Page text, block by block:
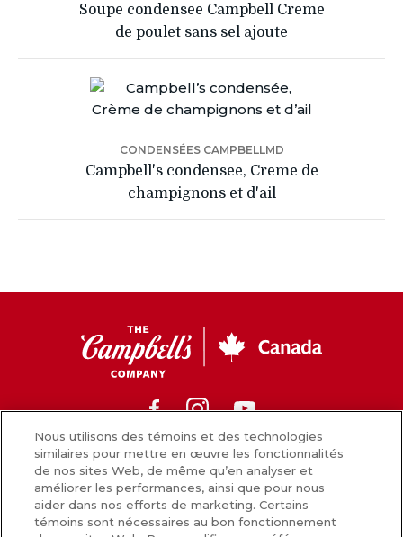
Soupe condensee Campbell Creme
de poulet sans sel ajoute
CONDENSÉES CAMPBELLMD
Campbell's condensee, Creme de
champignons et d'ail
Canada
FacebookInstagram
Nouvelles
Comment nous préparons nos aliments
Nous utilisons des témoins et des technologies
similaires pour mettre en œuvre les fonctionnalités
de nos sites Web, de même qu’en analyser et
améliorer les performances, ainsi que pour nous
aider dans nos efforts de marketing. Certains
témoins sont nécessaires au bon fonctionnement